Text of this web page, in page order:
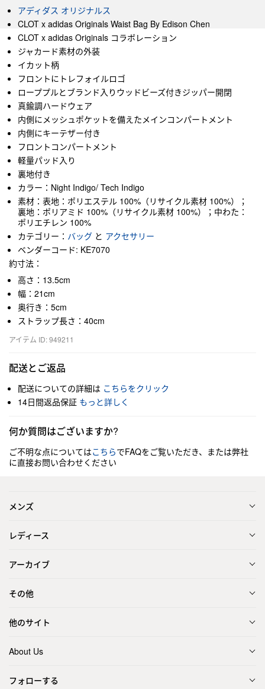
アディダス オリジナルス
CLOT x adidas Originals Waist Bag By Edison Chen
CLOT x adidas Originals コラボレーション
ジャカード素材の外装
イカット柄
フロントにトレフォイルロゴ
ローププルとブランド入りウッドビーズ付きジッパー開閉
真鍮調ハードウェア
内側にメッシュポケットを備えたメインコンパートメント
内側にキーテザー付き
フロントコンパートメント
軽量パッド入り
裏地付き
カラー：Night Indigo/ Tech Indigo
素材：表地：ポリエステル 100%（リサイクル素材 100%）；
裏地：ポリアミド 100%（リサイクル素材 100%）；中わた：
ポリエチレン 100%
カテゴリー： バッグ と アクセサリー
ベンダーコード: KE7070
約寸法：
高さ：13.5cm
幅：21cm
奥行き：5cm
ストラップ長さ：40cm
アイテム ID: 949211
配送とご返品
配送についての詳細は こちらをクリック
14日間返品保証 もっと詳しく
何か質問はございますか?
ご不明な点についてはこちらでFAQをご覧いただき、または弊社
に直接お問い合わせください
メンズ
レディース
アーカイブ
その他
他のサイト
About Us
フォローする